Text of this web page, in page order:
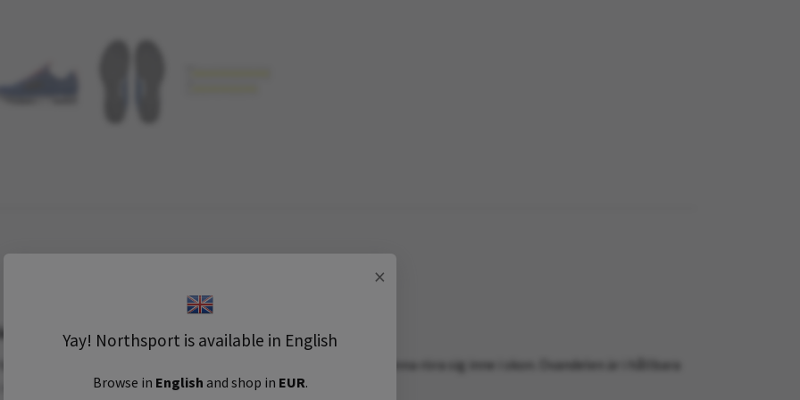
tuffa förhållanden!
förhållanden. Den har en smal läst så att din fot inte ska kunna röra sig inne i skon.
Ovandelen är i hållbara
mellansulan är NViis 3-compound sula.
×
Yay! Northsport is available in English
Browse in English and shop in EUR.